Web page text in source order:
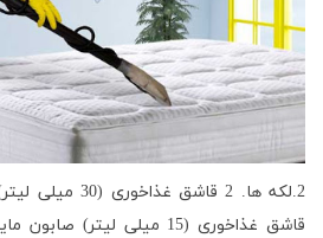
2. لکه ها. 2
قاشق غذاخوری (15 میلی